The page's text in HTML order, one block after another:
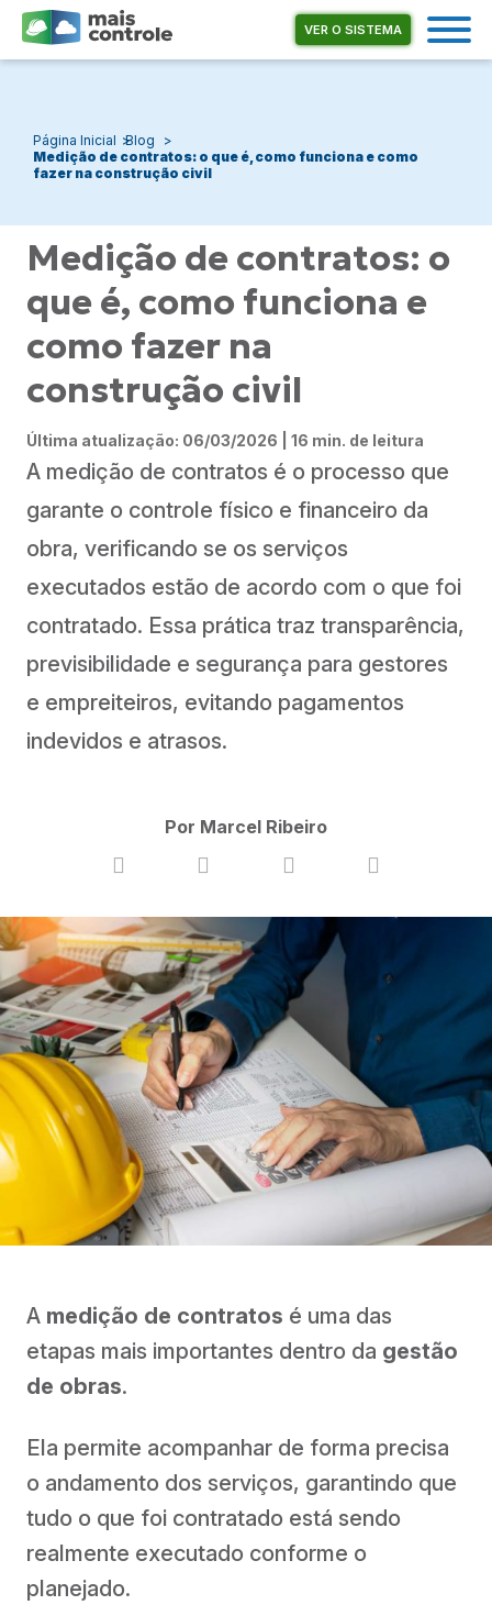
VER O SISTEMA
Página Inicial Blog
Medição de contratos: o que é, como funciona e como
fazer na construção civil
Medição de contratos: o
que é, como funciona e
como fazer na
construção civil
Última atualização: 06/03/2026 | 16 min. de leitura
A medição de contratos é o processo que
garante o controle físico e financeiro da
obra, verificando se os serviços
executados estão de acordo com o que foi
contratado. Essa prática traz transparência,
previsibilidade e segurança para gestores
e empreiteiros, evitando pagamentos
indevidos e atrasos.
Por Marcel Ribeiro
A medição de contratos é uma das
etapas mais importantes dentro da gestão
de obras.
Ela permite acompanhar de forma precisa
o andamento dos serviços, garantindo que
tudo o que foi contratado está sendo
realmente executado conforme o
planejado.